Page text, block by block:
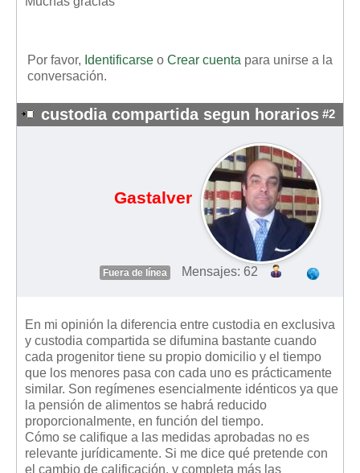
Por favor, Identificarse o Crear cuenta para unirse a la
conversación.
custodia compartida segun horarios #2
Gastalver
Fuera de línea Mensajes: 62
En mi opinión la diferencia entre custodia en exclusiva
y custodia compartida se difumina bastante cuando
cada progenitor tiene su propio domicilio y el tiempo
que los menores pasa con cada uno es prácticamente
similar. Son regímenes esencialmente idénticos ya que
la pensión de alimentos se habrá reducido
proporcionalmente, en función del tiempo.
Cómo se califique a las medidas aprobadas no es
relevante jurídicamente. Si me dice qué pretende con
el cambio de calificación, y completa más las